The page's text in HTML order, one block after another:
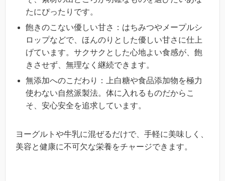
たにぴったりです。
飽きのこない優しい甘さ：はちみつやメープルシ
ロップなどで、ほんのりとした優しい甘さに仕上
げています。サクサクとした心地よい食感が、飽
きさせず、無理なく継続できます。
無添加へのこだわり：上白糖や食品添加物を極力
使わない自然派製法。体に入れるものだからこ
そ、安心安全を追求しています。
ヨーグルトや牛乳に混ぜるだけで、手軽に美味しく、
美容と健康に不可欠な栄養をチャージできます。